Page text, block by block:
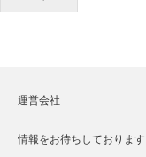
運営会社
情報をお待ちしております